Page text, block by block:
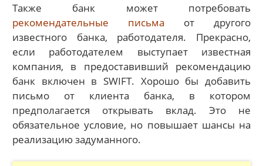
Также банк может потребовать
рекомендательные письма от другого
известного банка, работодателя. Прекрасно,
если работодателем выступает известная
компания, в предоставивший рекомендацию
банк включен в SWIFT. Хорошо бы добавить
письмо от клиента банка, в котором
предполагается открывать вклад. Это не
обязательное условие, но повышает шансы на
реализацию задуманного.